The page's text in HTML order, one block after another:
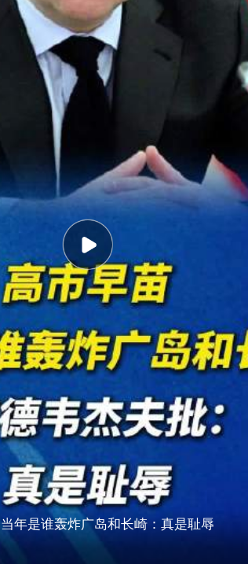
年是谁轰炸广岛和长崎：真是耻辱